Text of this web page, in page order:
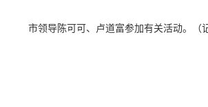
市领导陈可可、卢道富参加有关活动。（